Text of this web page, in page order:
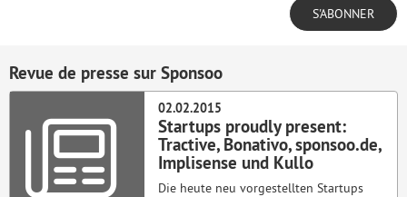
Revue de presse sur Sponsoo
02.02.2015
Startups proudly present:
Tractive, Bonativo, sponsoo.de,
Implisense und Kullo
Die heute neu vorgestellten Startups